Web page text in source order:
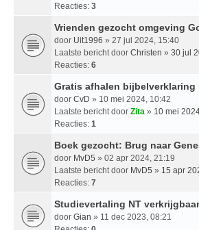
Reacties: 3
Vrienden gezocht omgeving
door Uit1996 » 27 jul 2024, 15:40
Laatste bericht door Christen » 30 jul
Reacties: 6
Gratis afhalen bijbelverklaring
door CvD » 10 mei 2024, 10:42
Laatste bericht door Zita » 10 mei
Reacties: 1
Boek gezocht: Brug naar
door MvD5 » 02 apr 2024, 21:19
Laatste bericht door MvD5 » 15 apr
Reacties: 7
Studievertaling NT
door Gian » 11 dec 2023, 08:21